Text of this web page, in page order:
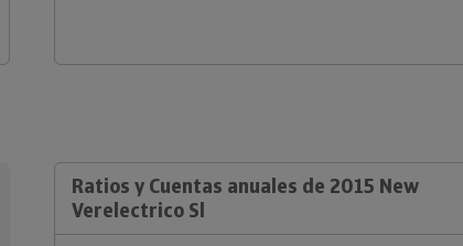
Ratios y Cuentas anuales de 2015 New
Verelectrico Sl